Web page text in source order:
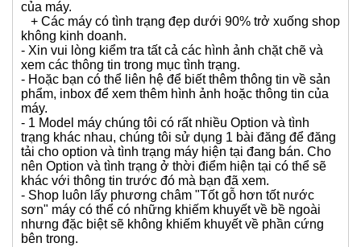
của máy.
+ Các máy có tình trạng đẹp dưới 90% trở xuống shop
không kinh doanh.
- Xin vui lòng kiểm tra tất cả các hình ảnh chặt chẽ và
xem các thông tin trong mục tình trạng.
- Hoặc bạn có thể liên hệ để biết thêm thông tin về sản
phẩm, inbox để xem thêm hình ảnh hoặc thông tin của
máy.
- 1 Model máy chúng tôi có rất nhiều Option và tình
trạng khác nhau, chúng tôi sử dụng 1 bài đăng để đăng
tải cho option và tình trạng máy hiện tại đang bán. Cho
nên Option và tình trạng ở thời điểm hiện tại có thể sẽ
khác với thông tin trước đó mà bạn đã xem.
- Shop luôn lấy phương châm "Tốt gỗ hơn tốt nước
sơn" máy có thể có những khiếm khuyết về bề ngoài
nhưng đặc biệt sẽ không khiếm khuyết về phần cứng
bên trong.